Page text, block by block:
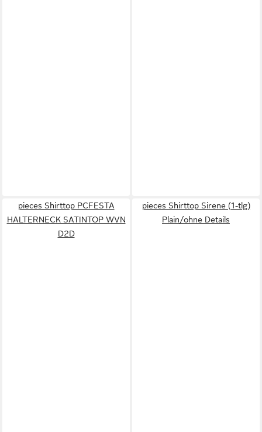
pieces Shirttop PCFESTA
HALTERNECK SATINTOP WVN
D2D
pieces Shirttop Sirene (1-tlg)
Plain/ohne Details